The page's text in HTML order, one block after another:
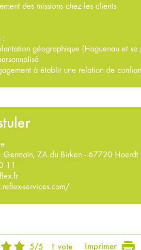
des missions chez les clients
:
géographique (Haguenau et sa
à établir une relation de
Germain, ZA du Birken - 67720 Hoerdt
11
services.com/
5/5 1 vote Imprimer